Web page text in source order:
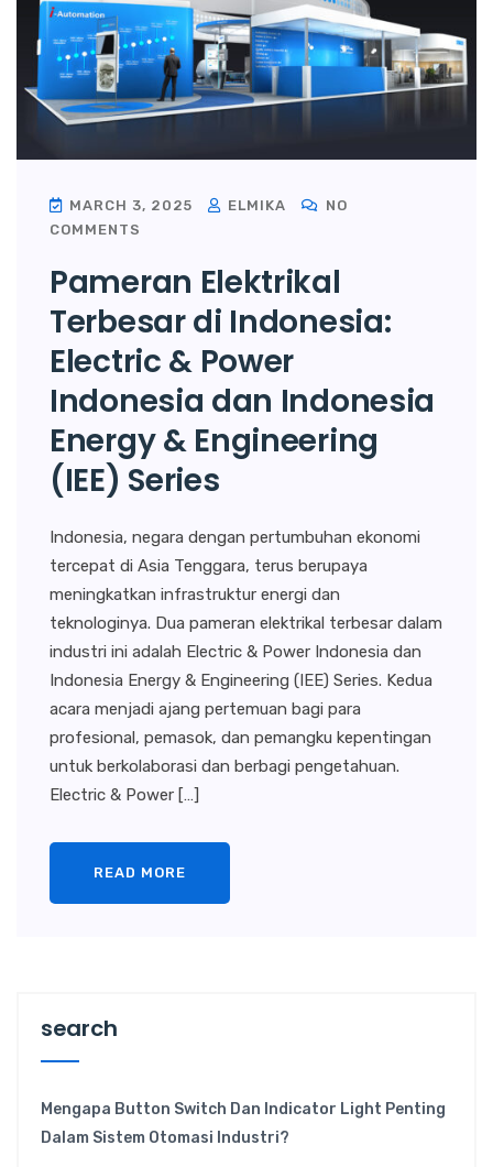
MARCH 3, 2025 ELMIKA
NO
COMMENTS
Pameran Elektrikal
Terbesar di Indonesia:
Electric & Power
Indonesia dan Indonesia
Energy & Engineering
(IEE) Series
Indonesia, negara dengan pertumbuhan ekonomi
tercepat di Asia Tenggara, terus berupaya
meningkatkan infrastruktur energi dan
teknologinya. Dua pameran elektrikal terbesar dalam
industri ini adalah Electric & Power Indonesia dan
Indonesia Energy & Engineering (IEE) Series. Kedua
acara menjadi ajang pertemuan bagi para
profesional, pemasok, dan pemangku kepentingan
untuk berkolaborasi dan berbagi pengetahuan.
Electric & Power […]
READ MORE
search
Mengapa Button Switch Dan Indicator Light Penting
Dalam Sistem Otomasi Industri?